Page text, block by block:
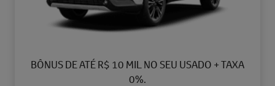
BÔNUS DE ATÉ R$ 10 MIL NO SEU USADO + TAXA
0%.